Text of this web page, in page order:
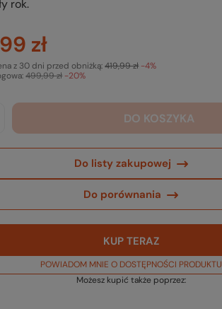
rok.
zł
499,99 zł -20%
z 30 dni przed obniżką:419,99 zł -4%
DO KOSZYKA
Do listy zakupowej
Do porównania
KUP TERAZ
POWIADOM MNIE O DOSTĘPNOŚCI PRODUKTU
Możesz kupić także poprzez: